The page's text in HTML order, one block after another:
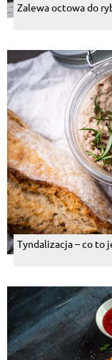
Zalewa octowa do
Tyndalizacja – co to